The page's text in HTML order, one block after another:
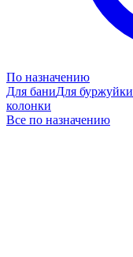
По назначению
Для баниДля буржуйки
колонки
Все по назначению